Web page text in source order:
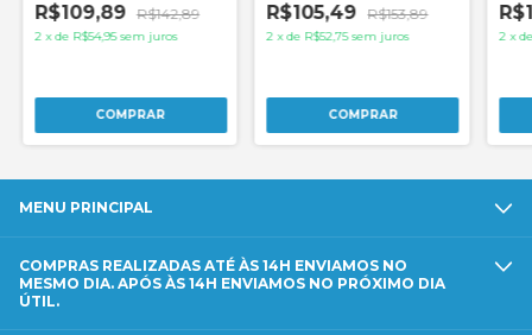
R$109,89 R$142,89
2 xde R$54,95 sem juros
R$105,49 R$153,89
2 xde R$52,75 sem juros 2 x
MENU PRINCIPAL
COMPRAS REALIZADAS ATÉ ÀS 14H ENVIAMOS NO
MESMO DIA. APÓS ÀS 14H ENVIAMOS NO PRÓXIMO DIA
ÚTIL.